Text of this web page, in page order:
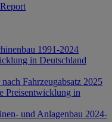
1991-2024
in Deutschland
Fahrzeugabsatz 2025
Preisentwicklung in
und Anlagenbau 2024-